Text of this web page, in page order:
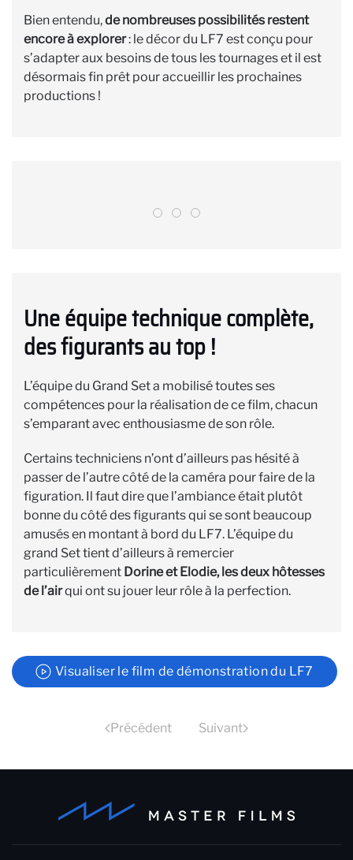
Bien entendu,de nombreuses possibilités restent
encore à explorer: le décor du LF7 est conçu pour
s’adapter aux besoins de tous les tournages et il est
désormais fin prêt pour accueillir les prochaines
productions !
Une équipe technique complète,
des figurants au top !
L’équipe du Grand Set a mobilisé toutes ses
compétences pour la réalisation de ce film, chacun
s’emparant avec enthousiasme de son rôle.
Certains techniciens n’ont d’ailleurs pas hésité à
passer de l’autre côté de la caméra pour faire de la
figuration. Il faut dire que l’ambiance était plutôt
bonne du côté des figurants qui se sont beaucoup
amusés en montant à bord du LF7. L’équipe du
grand Set tient d’ailleurs à remercier
particulièrement Dorine et Elodie, les deux hôtesses
de l’airqui ont su jouer leur rôle à la perfection.
Visualiser le film de démonstration du LF7
Précédent Suivant